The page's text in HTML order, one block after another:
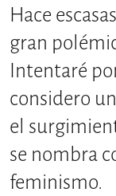
Hace
gran
Intentaré
considero
el
se nombra
feminismo.